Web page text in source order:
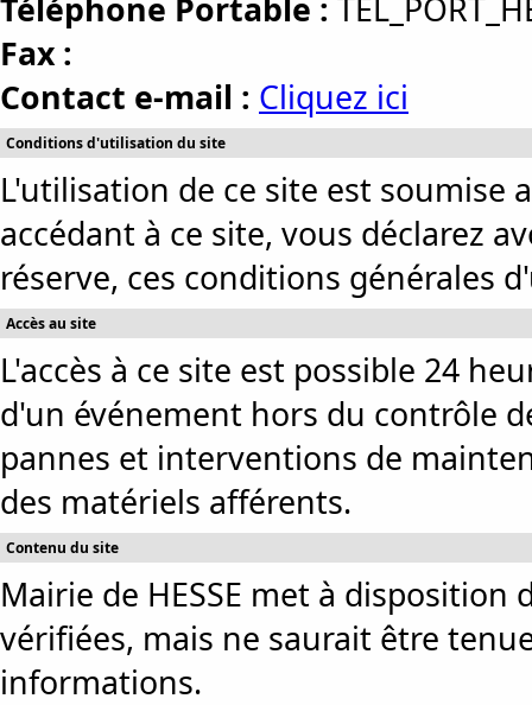
Fax :
Contact e-mail : Cliquez ici
Conditions d'utilisation du site
L'utilisation de ce site est soumise
accédant à ce site, vous déclarez
réserve, ces conditions générales
Accès au site
L'accès à ce site est possible 24
d'un événement hors du contrôle
pannes et interventions de
des matériels afférents.
Contenu du site
Mairie de HESSE met à
vérifiées, mais ne saurait être
informations.